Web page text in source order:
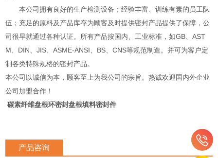
本公司拥有良好的生产检测设备；经验丰富、训练有素的员工队
伍；充足的原料及产品库存为顾客及时提供密封产品提供了保障，公
司很早就通过各种认证。所有产品按国内、工业标准，如GB、AST
M、DIN、JIS、ASME-ANSI、BS、CNS等规范制造。并可为客户定
制各类特殊规格的密封产品。
本公司以诚信为本，顾客至上为我公司的宗旨。热诚欢迎国内外企业
公司加盟合作！
碳素纤维盘根环密封盘根填料密封件
产品咨询